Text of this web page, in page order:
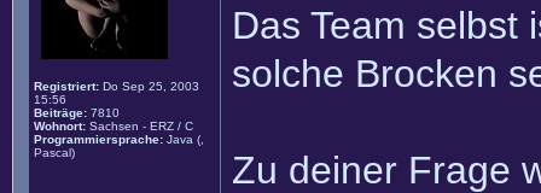
Registriert: Do Sep 25, 2003
15:56
Beiträge: 7810
Wohnort: Sachsen - ERZ / C
Programmiersprache: Java (,
Pascal)
Das Team selbst
solche Brocken
Zu deiner Frage